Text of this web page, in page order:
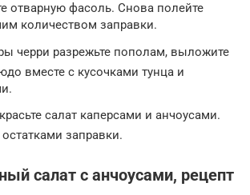
отварную фасоль. Снова полейте
количеством заправки.
черри разрежьте пополам, выложите
вместе с кусочками тунца и
салат каперсами и анчоусами.
заправки.
салат с анчоусами, рецепт